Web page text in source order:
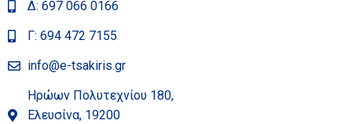
Δ: 697 066 0166
Γ: 694 472 7155
info@e-tsakiris.gr
Ηρώων Πολυτεχνίου 180,
Ελευσίνα, 19200